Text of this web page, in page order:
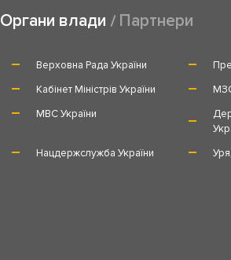
Органи влади Партнери
Верховна Рада України
Кабінет Міністрів України
МВС України
Нацдержслужба України